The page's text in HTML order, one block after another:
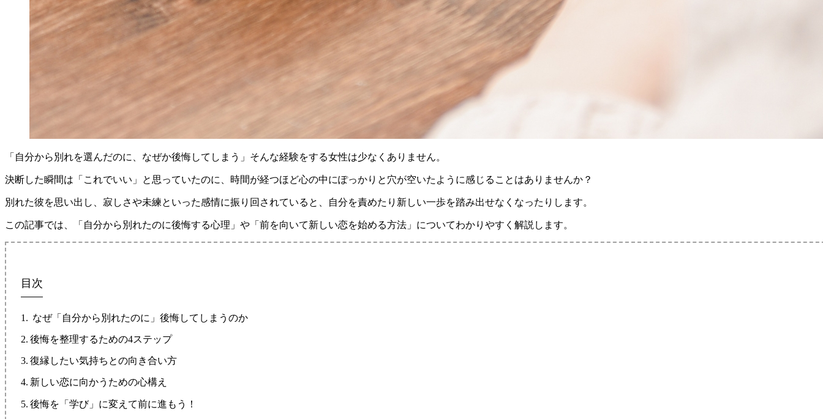
「自分から別れを選んだのに、なぜか後悔してしまう」そんな経験をする女性は少なくありません。
決断した瞬間は「これでいい」と思っていたのに、時間が経つほど心の中にぽっかりと穴が空いたように感じることはありませんか？
別れた彼を思い出し、寂しさや未練といった感情に振り回されていると、自分を責めたり新しい一歩を踏み出せなくなったりします。
この記事では、「自分から別れたのに後悔する心理」や「前を向いて新しい恋を始める方法」についてわかりやすく解説します。
目次
なぜ「自分から別れたのに」後悔してしまうのか
後悔を整理するための4ステップ
復縁したい気持ちとの向き合い方
新しい恋に向かうための心構え
後悔を「学び」に変えて前に進もう！